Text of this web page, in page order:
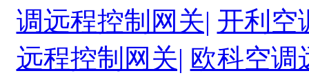
调远程控制网关| 开利空
远程控制网关| 欧科空调